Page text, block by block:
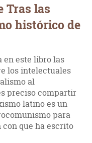
Tras las
histórico de
este libro las
los intelectuales
al
preciso compartir
latino es un
para
que ha escrito